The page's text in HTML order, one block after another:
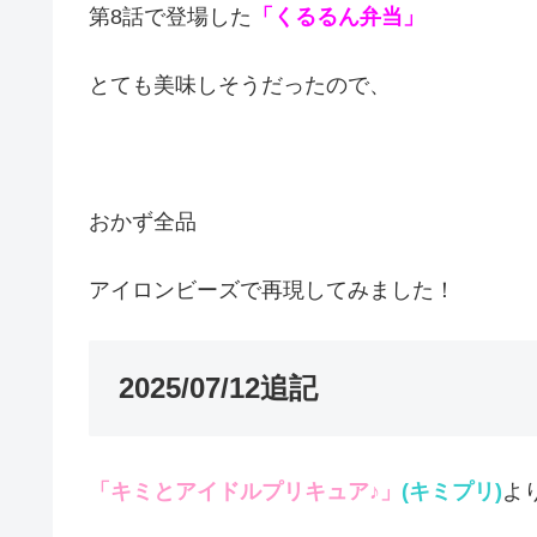
第8話で登場した 「くるるん弁当」
とても美味しそうだったので、
おかず全品
アイロンビーズで再現してみました！
2025/07/12追記
「キミとアイドルプリキュア♪」 (キミプリ)よ